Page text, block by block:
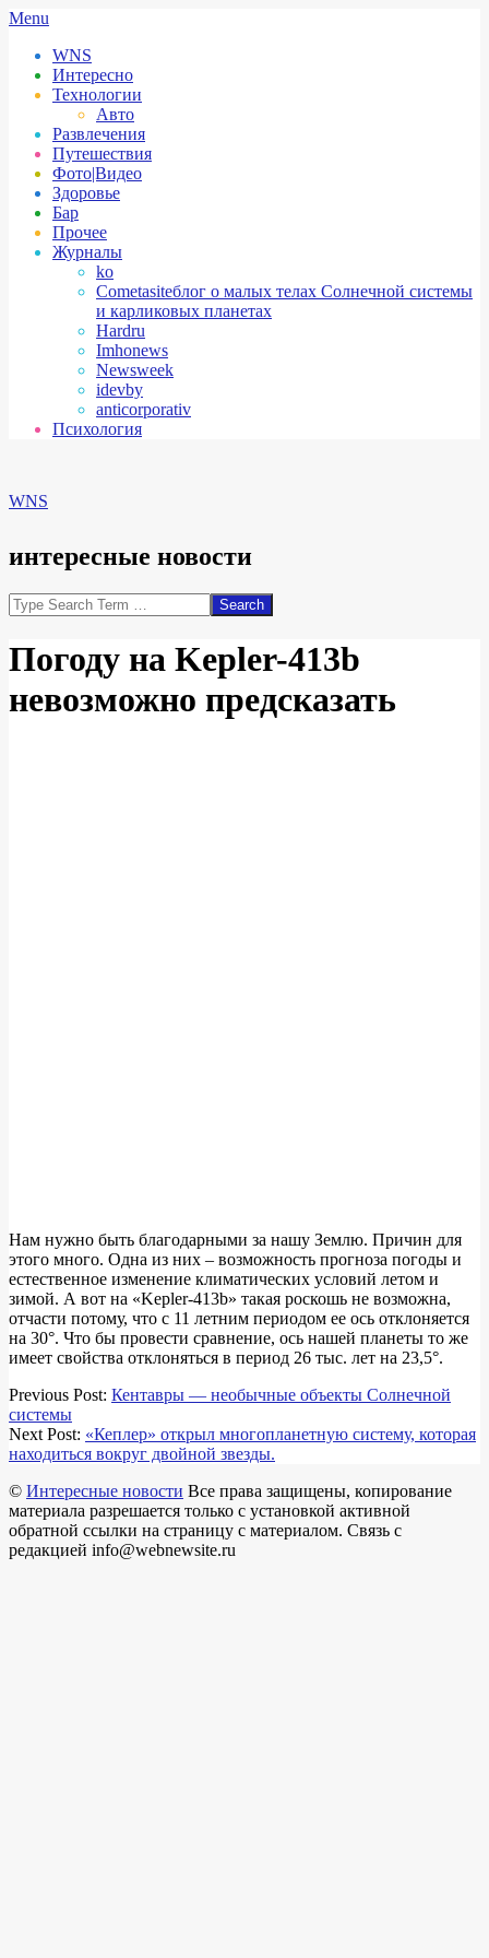
Skip
content
Secondary
Menu
Menu
WNS
Интересно
Технологии
Авто
Развлечения
Путешествия
Фото|Видео
Здоровье
Бар
Прочее
Журналы
ko
Cometasiteблог о малых телах Солнечной системы
и карликовых планетах
Hardru
Imhonews
Newsweek
idevby
anticorporativ
Психология
WNS
интересные новости
Search
Погоду на Kepler-413b
невозможно предсказать
Нам нужно быть благодарными за нашу Землю. Причин для
этого много. Одна из них – возможность прогноза погоды и
естественное изменение климатических условий летом и
зимой. А вот на «Kepler-413b» такая роскошь не возможна,
отчасти потому, что с 11 летним периодом ее ось отклоняется
на 30°. Что бы провести сравнение, ось нашей планеты то же
имеет свойства отклоняться в период 26 тыс. лет на 23,5°.
2018-
03-
18
Previous Post: Кентавры — необычные объекты Солнечной
системы
Next Post: «Кеплер» открыл многопланетную систему, которая
находиться вокруг двойной звезды.
© Интересные новости Все права защищены, копирование
материала разрешается только с установкой активной
обратной ссылки на страницу с материалом. Связь с
редакцией info@webnewsite.ru